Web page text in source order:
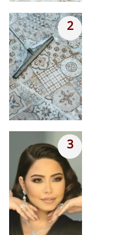
2
3